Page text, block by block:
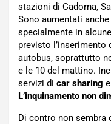
stazioni di Cadorna,
Sono aumentati
specialmente in
previsto l’inserimento
autobus, soprattutto
e le 10 del mattino.
servizi di car sharing
L’inquinamento non
Di contro non sembra